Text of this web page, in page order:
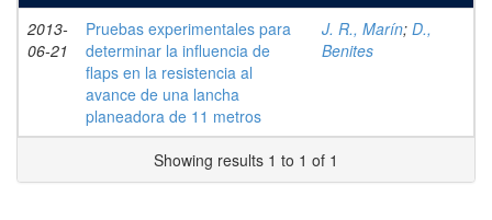
2013-
06-21
Pruebas experimentales para
determinar la influencia de
flaps en la resistencia al
avance de una lancha
planeadora de 11 metros
J. R., Marín; D.,
Benites
Showing results 1 to 1 of 1